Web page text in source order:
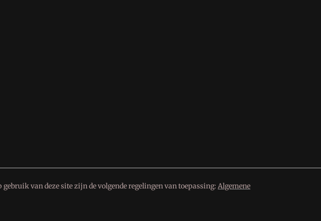
van deze site zijn de volgende regelingen van toepassing: Algemene